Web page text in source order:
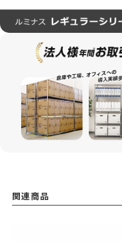
関連商品